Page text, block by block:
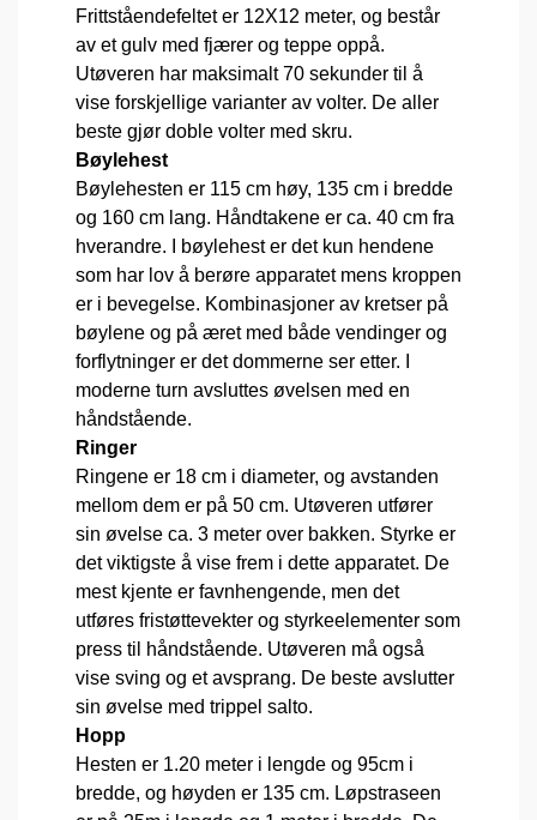
Frittståendefeltet er 12X12 meter, og består
av et gulv med fjærer og teppe oppå.
Utøveren har maksimalt 70 sekunder til å
vise forskjellige varianter av volter. De aller
beste gjør doble volter med skru.
Bøylehest
Bøylehesten er 115 cm høy, 135 cm i bredde
og 160 cm lang. Håndtakene er ca. 40 cm fra
hverandre. I bøylehest er det kun hendene
som har lov å berøre apparatet mens kroppen
er i bevegelse. Kombinasjoner av kretser på
bøylene og på æret med både vendinger og
forflytninger er det dommerne ser etter. I
moderne turn avsluttes øvelsen med en
håndstående.
Ringer
Ringene er 18 cm i diameter, og avstanden
mellom dem er på 50 cm. Utøveren utfører
sin øvelse ca. 3 meter over bakken. Styrke er
det viktigste å vise frem i dette apparatet. De
mest kjente er favnhengende, men det
utføres fristøttevekter og styrkeelementer som
press til håndstående. Utøveren må også
vise sving og et avsprang. De beste avslutter
sin øvelse med trippel salto.
Hopp
Hesten er 1.20 meter i lengde og 95cm i
bredde, og høyden er 135 cm. Løpstraseen